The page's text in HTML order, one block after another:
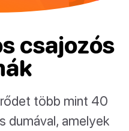
csajozós
több mint 40
dumával, amelyek